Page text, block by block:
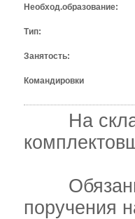
Необход.образование:
Тип:
Занятость:
Командировки
На склад
поручения